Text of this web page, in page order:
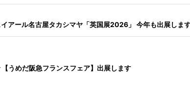
アール名古屋タカシマヤ「英国展2026」 今年も出展しま
うめだ阪急フランスフェア】出展します